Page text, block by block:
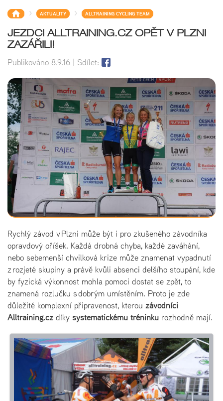
> AKTUALITY > ALLTRAINING CYCLING TEAM
JEZDCI ALLTRAINING.CZ OPĚT V PLZNI
ZAZÁŘILI!
Publikováno 8.9.16 | Sdílet:
Rychlý závod v Plzni může být i pro zkušeného závodníka
opravdový oříšek. Každá drobná chyba, každé zaváhání,
nebo sebemenší chvilková krize může znamenat vypadnutí
z rozjeté skupiny a právě kvůli absenci delšího stoupání, kde
by fyzická výkonnost mohla pomoci dostat se zpět, to
znamená rozlučku s dobrým umístěním. Proto je zde
důležité komplexní připravenost, kterou závodníci
Alltraining.cz díky systematickému tréninku rozhodně mají.